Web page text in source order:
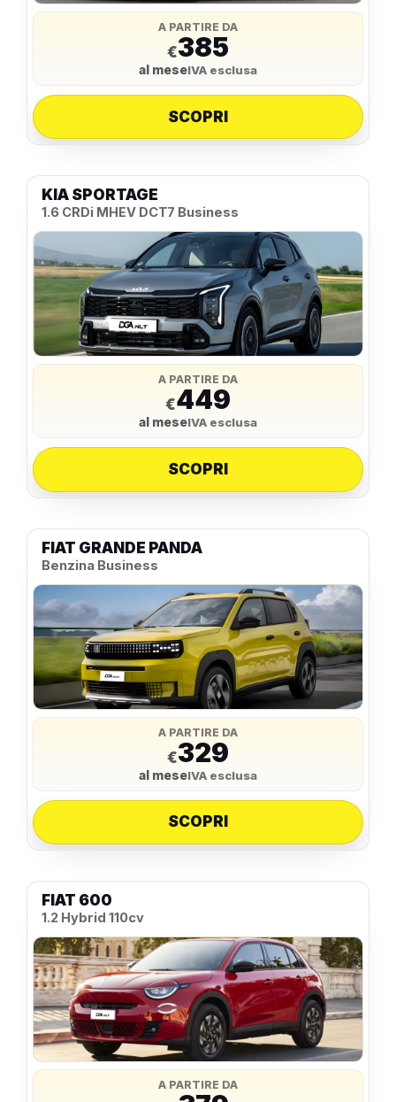
A PARTIRE DA
€385
al meseIVA esclusa
SCOPRI
KIA SPORTAGE
1.6 CRDi MHEV DCT7 Business
A PARTIRE DA
€449
al meseIVA esclusa
SCOPRI
FIAT GRANDE PANDA
Benzina Business
A PARTIRE DA
€329
al meseIVA esclusa
SCOPRI
FIAT 600
1.2 Hybrid 110cv
A PARTIRE DA